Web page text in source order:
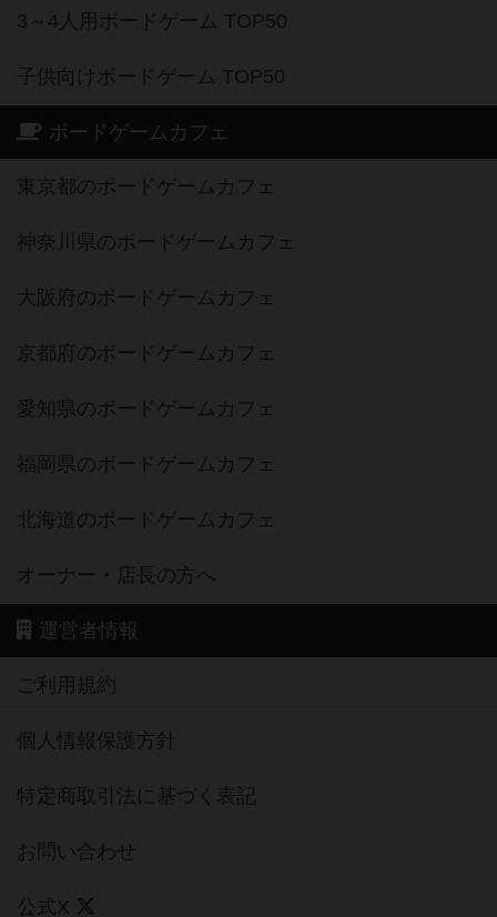
3～4人用ボードゲーム TOP50
子供向けボードゲーム TOP50
ボードゲームカフェ
東京都のボードゲームカフェ
神奈川県のボードゲームカフェ
大阪府のボードゲームカフェ
京都府のボードゲームカフェ
愛知県のボードゲームカフェ
福岡県のボードゲームカフェ
北海道のボードゲームカフェ
オーナー・店長の方へ
運営者情報
ご利用規約
個人情報保護方針
特定商取引法に基づく表記
お問い合わせ
公式X